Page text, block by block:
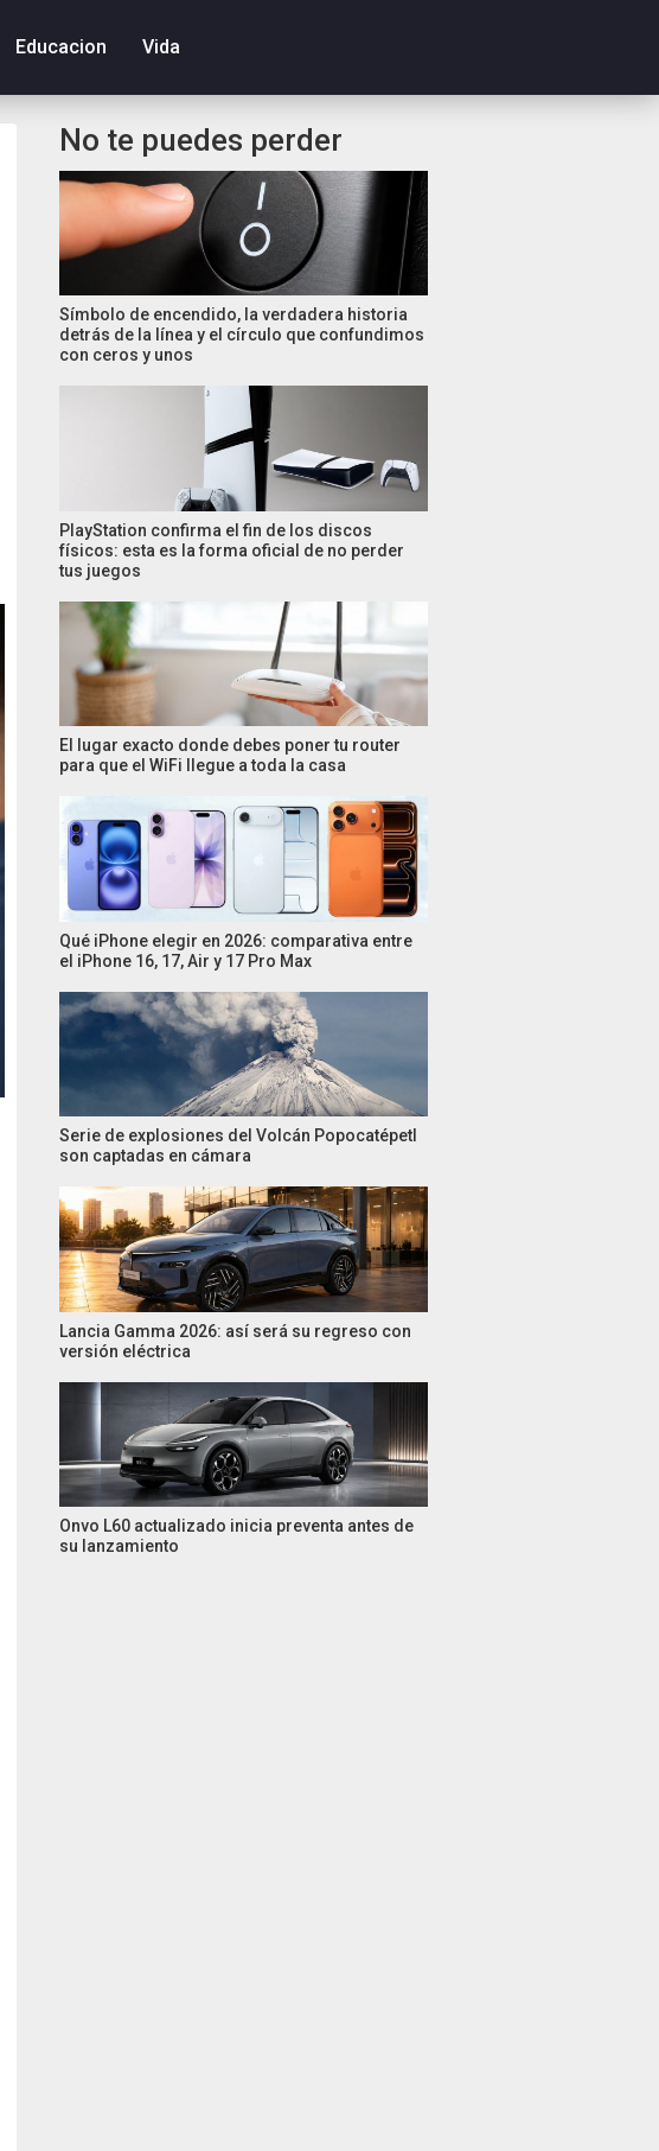
Educacion Vida
No te puedes perder
Símbolo de encendido, la verdadera historia
detrás de la línea y el círculo que confundimos
con ceros y unos
PlayStation confirma el fin de los discos
físicos: esta es la forma oficial de no perder
tus juegos
El lugar exacto donde debes poner tu router
para que el WiFi llegue a toda la casa
Qué iPhone elegir en 2026: comparativa entre
el iPhone 16, 17, Air y 17 Pro Max
Serie de explosiones del Volcán Popocatépetl
son captadas en cámara
Lancia Gamma 2026: así será su regreso con
versión eléctrica
Onvo L60 actualizado inicia preventa antes de
su lanzamiento